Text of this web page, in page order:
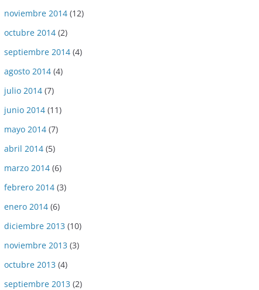
noviembre 2014 (12)
octubre 2014 (2)
septiembre 2014 (4)
agosto 2014 (4)
julio 2014 (7)
junio 2014 (11)
mayo 2014 (7)
abril 2014 (5)
marzo 2014 (6)
febrero 2014 (3)
enero 2014 (6)
diciembre 2013 (10)
noviembre 2013 (3)
octubre 2013 (4)
septiembre 2013 (2)